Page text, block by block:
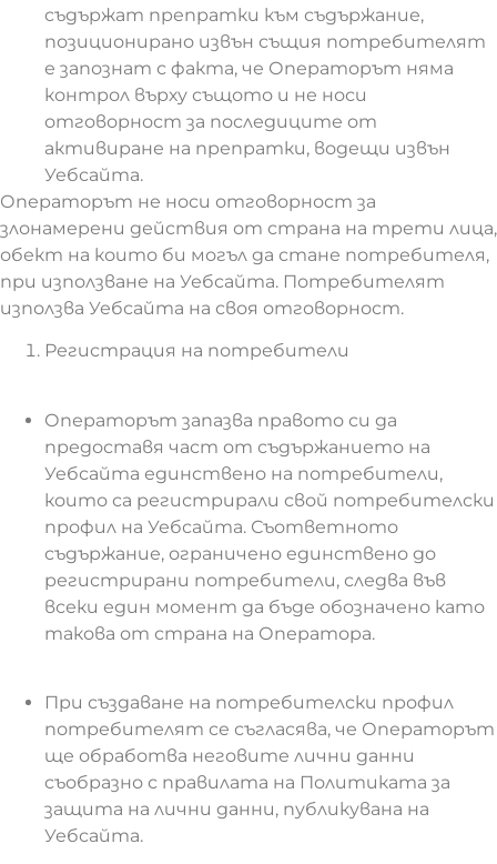
съдържат препратки към съдържание,
позиционирано извън същия потребителят
е запознат с факта, че Операторът няма
контрол върху същото и не носи
отговорност за последиците от
активиране на препратки, водещи извън
Уебсайта.
Операторът не носи отговорност за
злонамерени действия от страна на трети лица,
обект на които би могъл да стане потребителя,
при използване на Уебсайта. Потребителят
използва Уебсайта на своя отговорност.
Регистрация на потребители
Операторът запазва правото си да
предоставя част от съдържанието на
Уебсайта единствено на потребители,
които са регистрирали свой потребителски
профил на Уебсайта. Съответното
съдържание, ограничено единствено до
регистрирани потребители, следва във
всеки един момент да бъде обозначено като
такова от страна на Оператора.
При създаване на потребителски профил
потребителят се съгласява, че Операторът
ще обработва неговите лични данни
съобразно с правилата на Политиката за
защита на лични данни, публикувана на
Уебсайта.